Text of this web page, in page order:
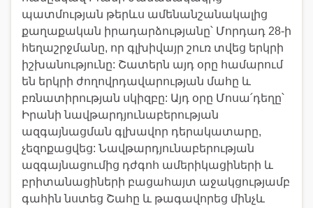
պատմության թերևս ամենանշանակալից
քաղաքական իրադարձությանը՝ Մորդադ 28-ի
հեղաշրջմանը, որ գլխիվայր շուռ տվեց երկրի
իշխանությունը: Շատերն այդ օրը համարում
են երկրի ժողովրդավարության մահը և
բռնատիրության սկիզբը: Այդ օրը Մոսա՛դեղը՝
Իրանի նավթարդյունաբերության
ազգայնացման գլխավոր դերակատարը,
չեզոքացվեց: Նավթարդյունաբերության
ազգայնացումից դժգոհ ամերիկացիների և
բրիտանացիների բացահայտ աջակցությամբ
գահին նստեց Շահը և թագավորեց մինչև